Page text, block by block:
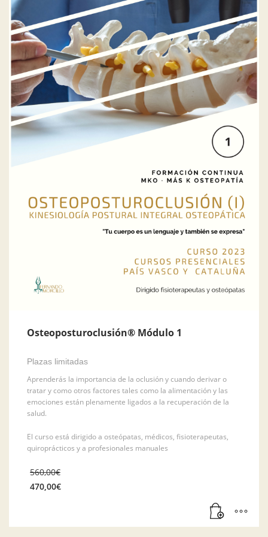
Osteoposturoclusión® Módulo 1
Plazas limitadas
Aprenderás la importancia de la oclusión y cuando derivar o
tratar y como otros factores tales como la alimentación y las
emociones están plenamente ligados a la recuperación de la
salud.
El curso está dirigido a osteópatas, médicos, fisioterapeutas,
quiroprácticos y a profesionales manuales
560,00€
470,00€
es: